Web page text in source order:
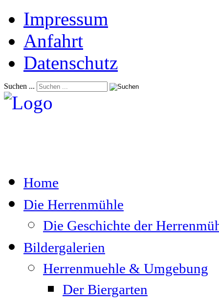
Impressum
Anfahrt
Datenschutz
Suchen ...
Home
Die Herrenmühle
Die Geschichte der
Bildergalerien
Herrenmuehle & Umgebung
Der Biergarten